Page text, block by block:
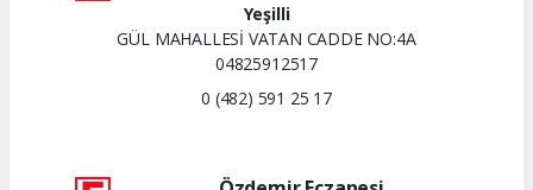
Yeşilli
GÜL MAHALLESİ VATAN CADDE NO:4A
04825912517
0 (482) 591 25 17